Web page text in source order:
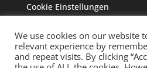
Cookie Einstellungen
We use cookies on our website
relevant experience by
and repeat visits. By clicking